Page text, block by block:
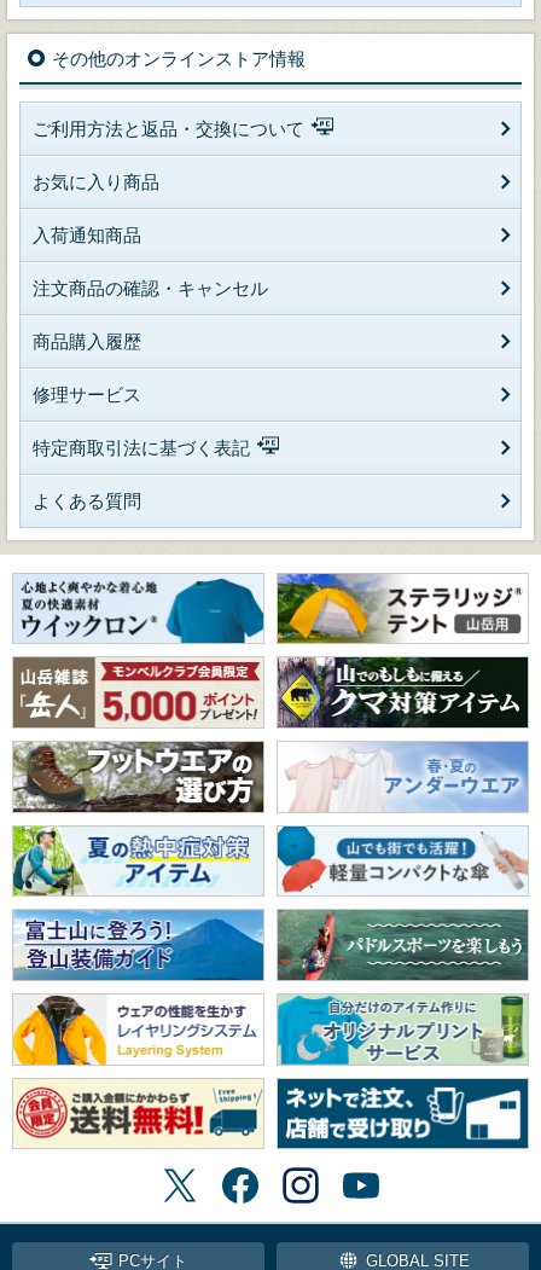
その他のオンラインストア情報
ご利用方法と返品・交換について
お気に入り商品
入荷通知商品
注文商品の確認・キャンセル
商品購入履歴
修理サービス
特定商取引法に基づく表記
よくある質問
PCサイト GLOBAL SITE